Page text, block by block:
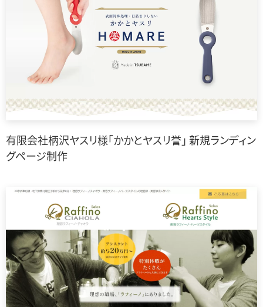
有限会社柄沢ヤスリ様「かかとヤスリ誉」 新規ランディン
グページ制作